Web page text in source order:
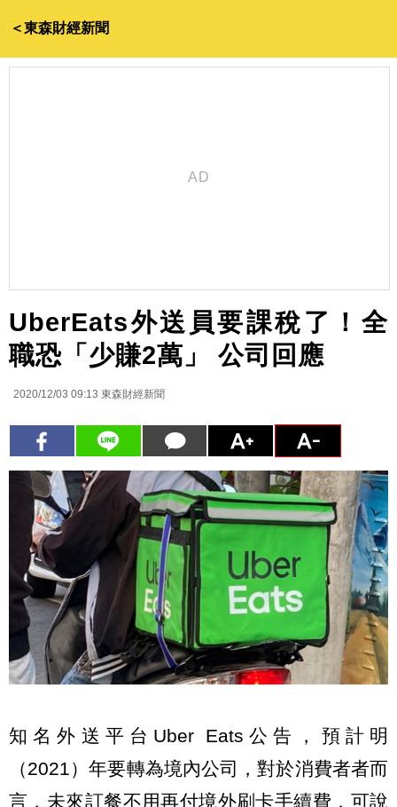
＜東森財經新聞
UberEats外送員要課稅了！全
職恐「少賺2萬」 公司回應
2020/12/03 09:13 東森財經新聞
知名外送平台Uber Eats公告，預計明
（2021）年要轉為境內公司，對於消費者者而
言，未來訂餐不用再付境外刷卡手續費，可說